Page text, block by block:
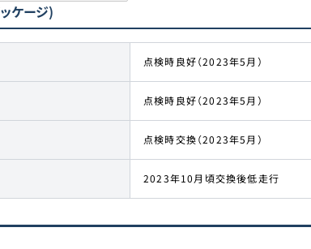
ケージ)
点検時良好（2023年5月）
点検時良好（2023年5月）
点検時交換（2023年5月）
2023年10月頃交換後低走行